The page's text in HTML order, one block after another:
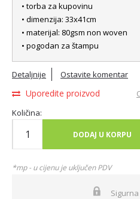
• torba za kupovinu
• dimenzija: 33x41cm
• materijal: 80gsm non woven
• pogodan za štampu
Detaljnije Ostavite komentar
Uporedite proizvod
Količina:
DODAJ U KORPU
*mp - u cijenu je uključen PDV